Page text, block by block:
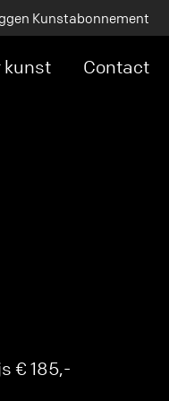
Kunstabonnement
kunst Contact
€ 185,-